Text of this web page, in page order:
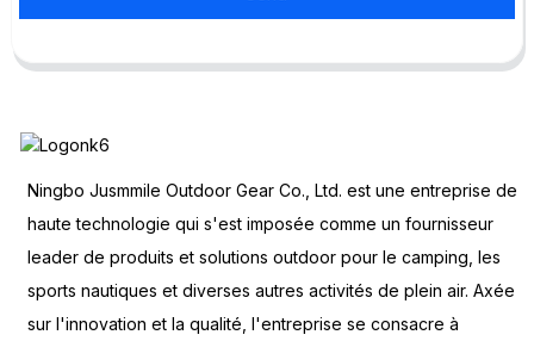
Ningbo Jusmmile Outdoor Gear Co., Ltd. est une entreprise de
haute technologie qui s'est imposée comme un fournisseur
leader de produits et solutions outdoor pour le camping, les
sports nautiques et diverses autres activités de plein air. Axée
sur l'innovation et la qualité, l'entreprise se consacre à